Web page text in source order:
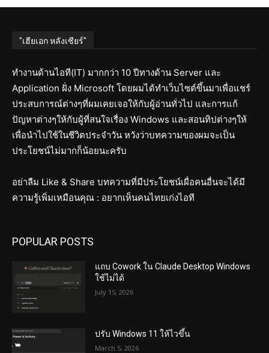
"เฮียเอก หลังเซียร์"
ทำงานด้านไอที(IT) มากกว่า 10 ปีทางด้าน Server และ
Application ฝั่ง Microsoft โดยผมได้ทำเว็บไซต์ขึ้นมาเพื่อแชร์
ประสบการณ์ต่างๆที่ผมเคยเจอให้กับผู้อ่านทั่วไป และการแก้
ปัญหาต่างๆให้กับผู้ที่สนใจเรื่อง Windows และสอนทิปต่างๆให้
เพื่อนำไปใช้ในชีวิตประจำวัน หวังว่าบทความของผมจะเป็น
ประโยชน์ไม่มากก็น้อยนะครับ
อย่าลืม Like & Share บทความที่มีประโยชน์เผื่อคนอื่นจะได้มี
ความรู้เพิ่มเหมือนคุณ : อยากเห็นคนไทยเก่งไอที
POPULAR POSTS
แถบ Cowork ใน Claude Desktop Windows
ใช้ไม่ได้
July 15, 2026
ปรับ Windows 11 ให้ไวขึ้น
March 5, 2026